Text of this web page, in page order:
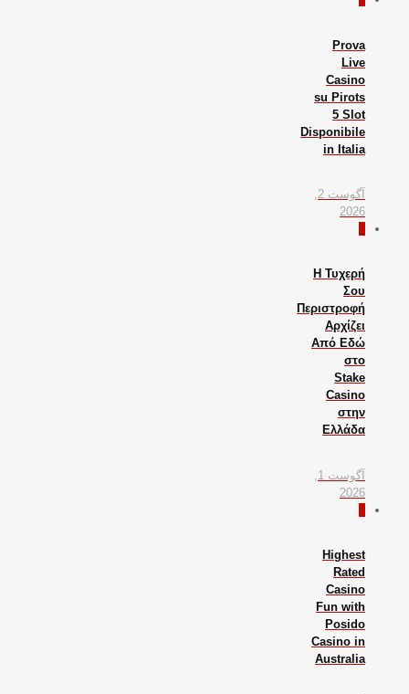
Prova
Live
Casino
su Pirots
5 Slot
Disponibile
in Italia
2026
Η Τυχερή
Σου
Περιστροφή
Αρχίζει
Από Εδώ
στο
Stake
Casino
στην
Ελλάδα
2026
Highest
Rated
Casino
Fun with
Posido
Casino in
Australia